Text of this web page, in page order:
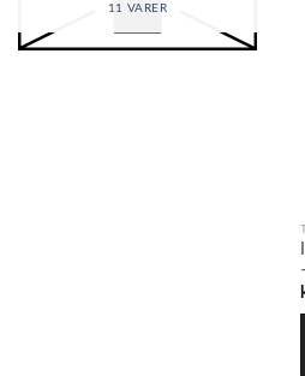
11 VARER